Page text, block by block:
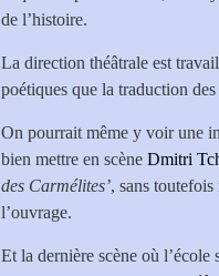
de l’histoire.
La direction théâtrale est
poétiques que la traduction
On pourrait même y voir une
bien mettre en scène Dmitri
des Carmélites’, sans
l’ouvrage.
Et la dernière scène où l’école